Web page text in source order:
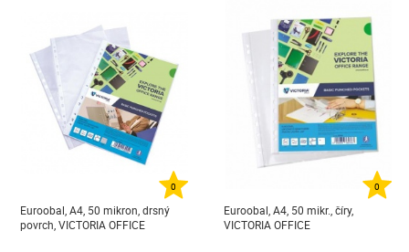
0
Euroobal, A4, 50 mikron, drsný
povrch, VICTORIA OFFICE
0
Euroobal, A4, 50 mikr., číry,
VICTORIA OFFICE